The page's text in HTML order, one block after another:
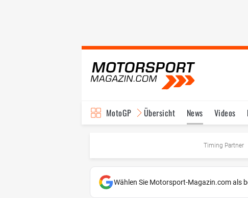
MotoGP Übersicht News Videos
Timing Partner
Wählen Sie Motorsport-Magazin.com als